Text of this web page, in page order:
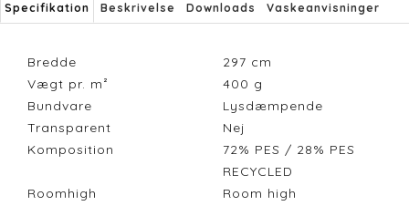
Specifikation Beskrivelse Downloads Vaskeanvisninger
Bredde 297 cm
Vægt pr. m²
400 g
Bundvare
Lysdæmpende
Transparent
Nej
Komposition
72% PES / 28% PES
RECYCLED
Roomhigh
Room high